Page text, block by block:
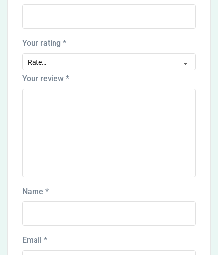
Your rating *
Your review *
Name *
Email *